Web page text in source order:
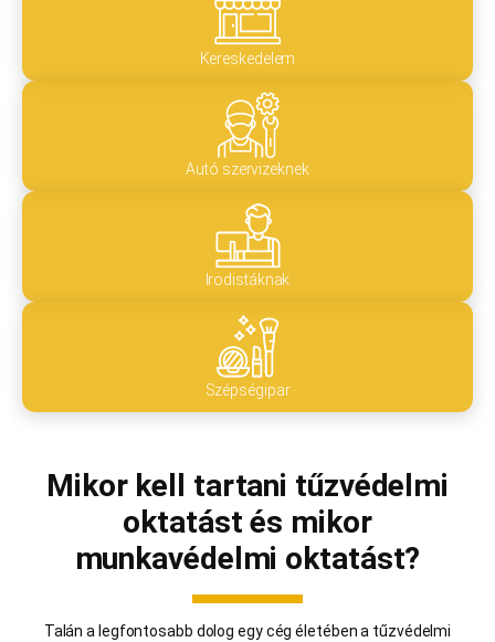
Kereskedelem
Autó szervizeknek
Irodistáknak
Szépségipar
Mikor kell tartani tűzvédelmi
oktatást és mikor
munkavédelmi oktatást?
Talán a legfontosabb dolog egy cég életében a tűzvédelmi